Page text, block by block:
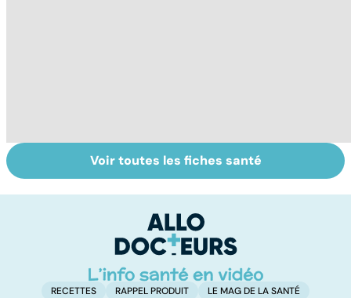
HPV : tout savoir
sur les
Cancer : la
fatigue avant
Voir toutes les fiches santé
RECETTES RAPPEL PRODUIT LE MAG DE LA SANTÉ